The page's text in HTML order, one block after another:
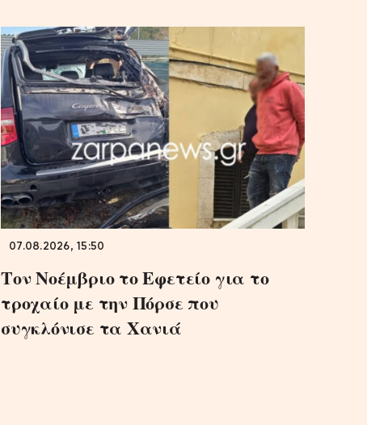
07.08.2026, 15:50
Τον Νοέμβριο το Εφετείο για το
τροχαίο με την Πόρσε που
συγκλόνισε τα Χανιά